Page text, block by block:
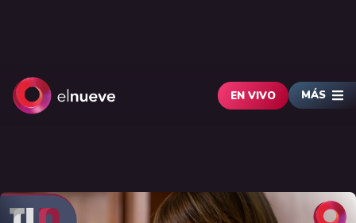
EN VIVO MÁS